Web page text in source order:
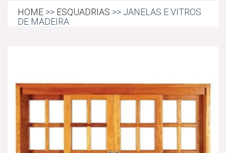
HOME >> ESQUADRIAS >> JANELAS E VITROS
DE MADEIRA